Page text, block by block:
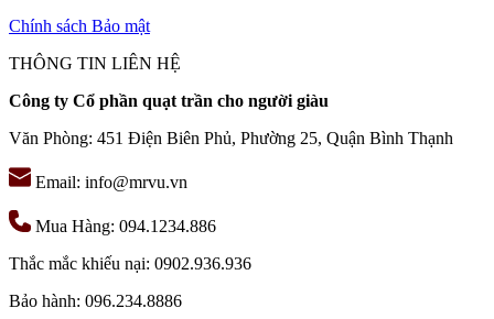
Chính sách Bảo mật
THÔNG TIN LIÊN HỆ
Công ty Cổ phần quạt trần cho người giàu
Văn Phòng: 451 Điện Biên Phủ, Phường 25, Quận Bình Thạnh
Email: info@mrvu.vn
Mua Hàng: 094.1234.886
Thắc mắc khiếu nại: 0902.936.936
Bảo hành: 096.234.8886